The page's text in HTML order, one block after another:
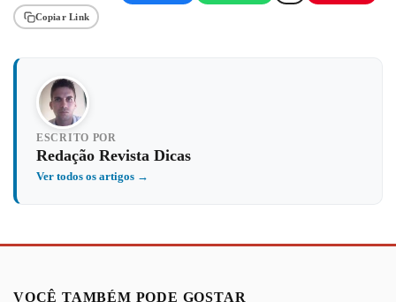
Copiar Link
ESCRITO POR
Redação Revista Dicas
Ver todos os artigos →
VOCÊ TAMBÉM PODE GOSTAR